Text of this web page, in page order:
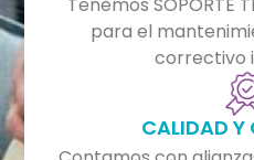
para el
correctivo
CALIDAD